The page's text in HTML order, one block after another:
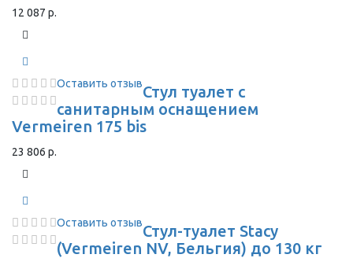
12 087 р.
Оставить отзывСтул туалет с
санитарным оснащением
Vermeiren 175 bis
23 806 р.
Оставить отзывСтул-туалет Stacy
(Vermeiren NV, Бельгия) до 130 кг